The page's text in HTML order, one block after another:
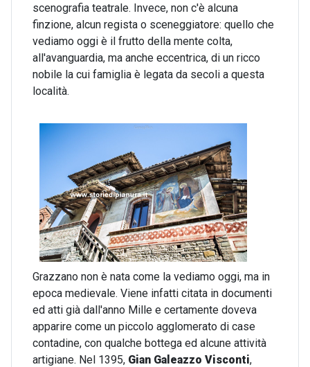
scenografia teatrale. Invece, non c'è alcuna
finzione, alcun regista o sceneggiatore: quello che
vediamo oggi è il frutto della mente colta,
all'avanguardia, ma anche eccentrica, di un ricco
nobile la cui famiglia è legata da secoli a questa
località.
Grazzano non è nata come la vediamo oggi, ma in
epoca medievale. Viene infatti citata in documenti
ed atti già dall'anno Mille e certamente doveva
apparire come un piccolo agglomerato di case
contadine, con qualche bottega ed alcune attività
artigiane. Nel 1395, Gian Galeazzo Visconti,